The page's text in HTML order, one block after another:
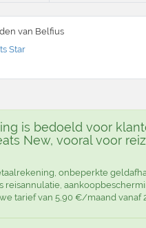
van Belfius
Star
is bedoeld voor
New, vooral voor
onbeperkte
reisannulatie,
tarief van 5,90 €/maand vanaf